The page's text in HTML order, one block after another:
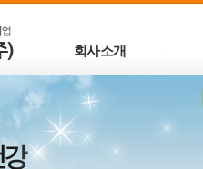
회사소개